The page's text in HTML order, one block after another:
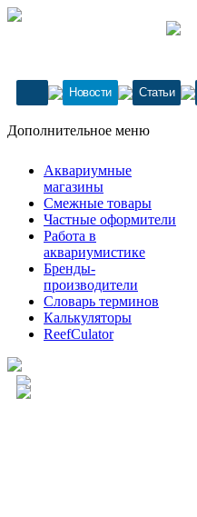
Новости Статьи
Дополнительное меню
Аквариумные
магазины
Смежные товары
Частные оформители
Работа в
аквариумистике
Бренды-
производители
Словарь терминов
Калькуляторы
ReefCulator